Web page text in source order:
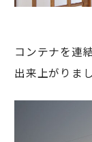
コンテナを連
出来上がりまし